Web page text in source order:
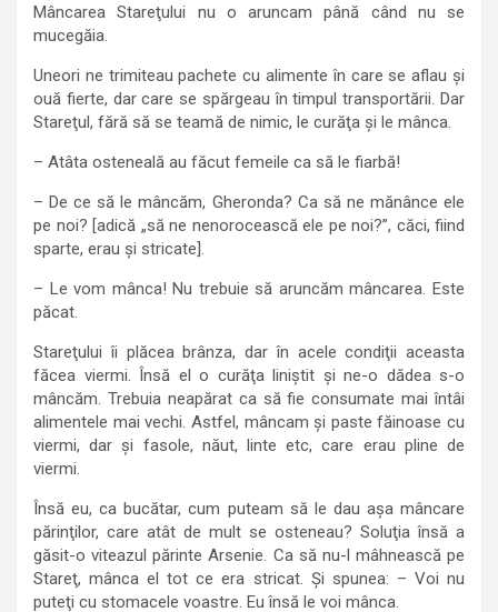
Mâncarea Stareţului nu o aruncam până când nu se
mucegăia.
Uneori ne trimiteau pachete cu alimente în care se aflau şi
ouă fierte, dar care se spărgeau în timpul transportării. Dar
Stareţul, fără să se teamă de nimic, le curăţa şi le mânca.
– Atâta osteneală au făcut femeile ca să le fiarbă!
– De ce să le mâncăm, Gheronda? Ca să ne mănânce ele
pe noi? [adică „să ne nenorocească ele pe noi?”, căci, fiind
sparte, erau şi stricate].
– Le vom mânca! Nu trebuie să aruncăm mâncarea. Este
păcat.
Stareţului îi plăcea brânza, dar în acele condiţii aceasta
făcea viermi. Însă el o curăţa liniştit şi ne-o dădea s-o
mâncăm. Trebuia neapărat ca să fie consumate mai întâi
alimentele mai vechi. Astfel, mâncam şi paste făinoase cu
viermi, dar şi fasole, năut, linte etc, care erau pline de
viermi.
Însă eu, ca bucătar, cum puteam să le dau aşa mâncare
părinţilor, care atât de mult se osteneau? Soluţia însă a
găsit-o viteazul părinte Arsenie. Ca să nu-l mâhnească pe
Stareţ, mânca el tot ce era stricat. Şi spunea: – Voi nu
puteţi cu stomacele voastre. Eu însă le voi mânca.